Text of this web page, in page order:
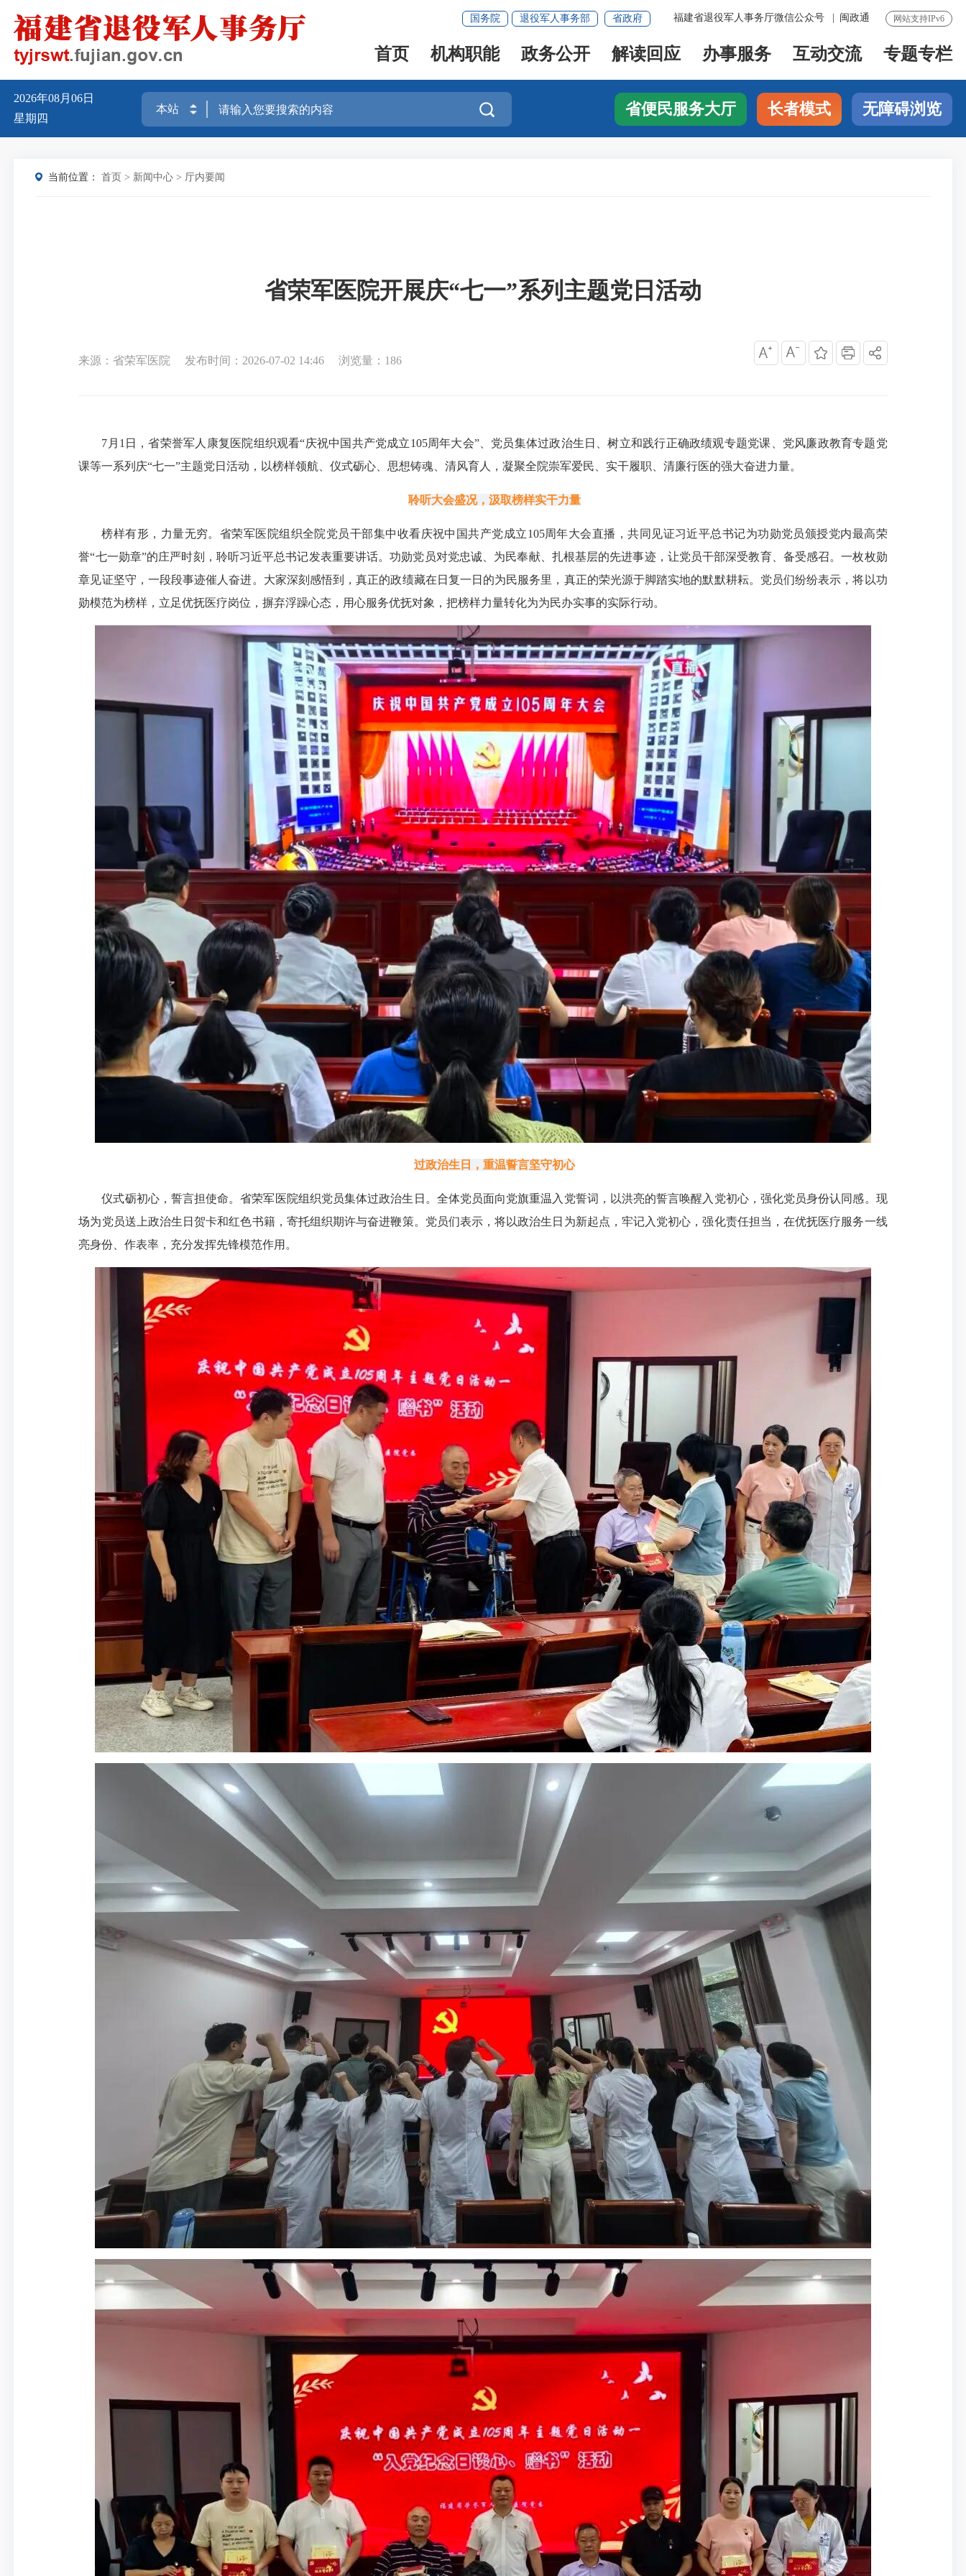
网站支持IPv6
福建省退役军人事务厅微信公众号 闽政通
国务院 退役军人事务部 省政府
首页 机构职能 政务公开 解读回应 办事服务 互动交流 专题专栏
2026年08月06日
星期四
 省便民服务大厅 长者模式 无障碍浏览
当前位置： 首页 > 新闻中心 > 厅内要闻
省荣军医院开展庆“七一”系列主题党日活动
来源：省荣军医院 发布时间：2026-07-02 14:46 浏览量： 186
7月1日，省荣誉军人康复医院组织观看“庆祝中国共产党成立105周年大会”、党员集体过政治生日、树立和践行正确政绩观专题党课、党风廉政教育专题党
课等一系列庆“七一”主题党日活动，以榜样领航、仪式砺心、思想铸魂、清风育人，凝聚全院崇军爱民、实干履职、清廉行医的强大奋进力量。
聆听大会盛况，汲取榜样实干力量
榜样有形，力量无穷。省荣军医院组织全院党员干部集中收看庆祝中国共产党成立105周年大会直播，共同见证习近平总书记为功勋党员颁授党内最高荣
誉“七一勋章”的庄严时刻，聆听习近平总书记发表重要讲话。功勋党员对党忠诚、为民奉献、扎根基层的先进事迹，让党员干部深受教育、备受感召。一枚枚勋
章见证坚守，一段段事迹催人奋进。大家深刻感悟到，真正的政绩藏在日复一日的为民服务里，真正的荣光源于脚踏实地的默默耕耘。党员们纷纷表示，将以功
勋模范为榜样，立足优抚医疗岗位，摒弃浮躁心态，用心服务优抚对象，把榜样力量转化为为民办实事的实际行动。
过政治生日，重温誓言坚守初心
仪式砺初心，誓言担使命。省荣军医院组织党员集体过政治生日。全体党员面向党旗重温入党誓词，以洪亮的誓言唤醒入党初心，强化党员身份认同感。现
场为党员送上政治生日贺卡和红色书籍，寄托组织期许与奋进鞭策。党员们表示，将以政治生日为新起点，牢记入党初心，强化责任担当，在优抚医疗服务一线
亮身份、作表率，充分发挥先锋模范作用。